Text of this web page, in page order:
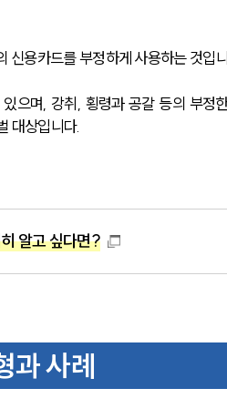
신용카드를 부정하게 사용하는 것입
으며, 강취, 횡령과 공갈 등의 부정
대상입니다.
알고 싶다면?
과 사례